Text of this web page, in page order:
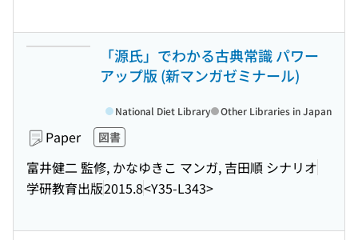
「源氏」でわかる古典常識 パワー
アップ版 (新マンガゼミナール)
Paper 図書
富井健二 監修, かなゆきこ マンガ, 吉田順 シナリオ
学研教育出版2015.8<Y35-L343>
National Diet Library Other Libraries in Japan